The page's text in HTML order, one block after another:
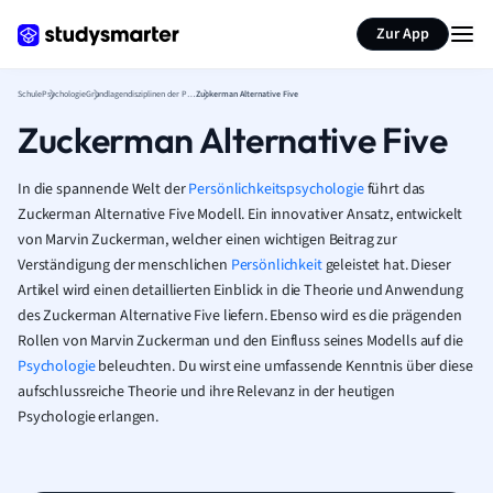
Zur App
SchulePsychologie Grundlagendisziplinen der PsychologieZuckerman Alternative Five
Zuckerman Alternative Five
In die spannende Welt derPersönlichkeitspsychologieführt das
Zuckerman Alternative Five Modell. Ein innovativer Ansatz, entwickelt
von Marvin Zuckerman, welcher einen wichtigen Beitrag zur
Verständigung der menschlichen Persönlichkeitgeleistet hat. Dieser
Artikel wird einen detaillierten Einblick in die Theorie und Anwendung
des Zuckerman Alternative Five liefern. Ebenso wird es die prägenden
Rollen von Marvin Zuckerman und den Einfluss seines Modells auf die
Psychologiebeleuchten. Du wirst eine umfassende Kenntnis über diese
aufschlussreiche Theorie und ihre Relevanz in der heutigen
Psychologie erlangen.
Seite zusammenfassen